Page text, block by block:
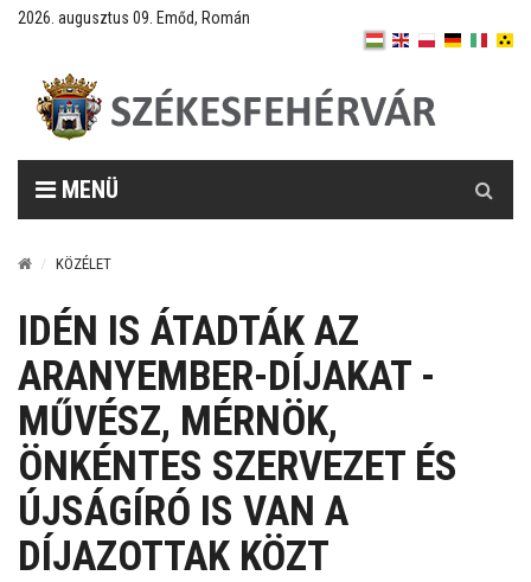
2026. augusztus 09. Emőd, Román
MENÜ
KÖZÉLET
IDÉN IS ÁTADTÁK AZ
ARANYEMBER-DÍJAKAT -
MŰVÉSZ, MÉRNÖK,
ÖNKÉNTES SZERVEZET ÉS
ÚJSÁGÍRÓ IS VAN A
DÍJAZOTTAK KÖZT